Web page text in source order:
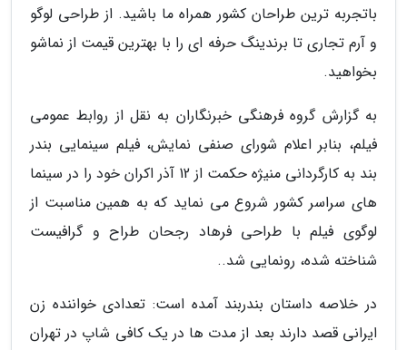
باتجربه ترین طراحان کشور همراه ما باشید. از طراحی لوگو
و آرم تجاری تا برندینگ حرفه ای را با بهترین قیمت از نماشو
بخواهید.
به گزارش گروه فرهنگی خبرنگاران به نقل از روابط عمومی
فیلم، بنابر اعلام شورای صنفی نمایش، فیلم سینمایی بندر
بند به کارگردانی منیژه حکمت از 12 آذر اکران خود را در سینما
های سراسر کشور شروع می نماید که به همین مناسبت از
لوگوی فیلم با طراحی فرهاد رجحان طراح و گرافیست
شناخته شده، رونمایی شد..
در خلاصه داستان بندربند آمده است: تعدادی خواننده زن
ایرانی قصد دارند بعد از مدت ها در یک کافی شاپ در تهران